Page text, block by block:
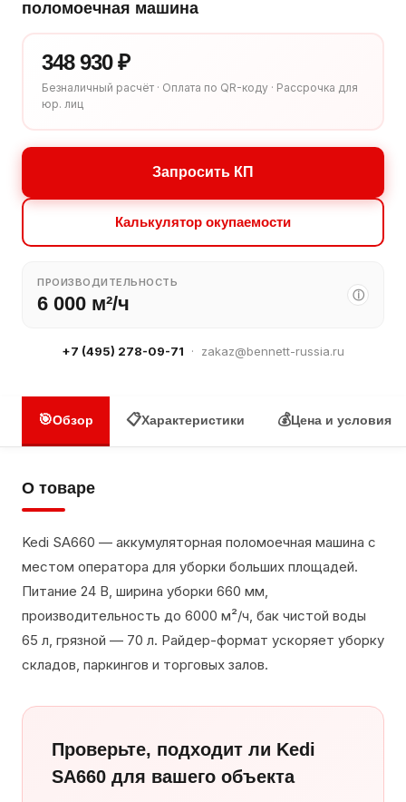
поломоечная машина
348 930 ₽
Безналичный расчёт · Оплата по QR-коду · Рассрочка для
юр. лиц
Запросить КП
Калькулятор окупаемости
ПРОИЗВОДИТЕЛЬНОСТЬ
6 000 м²/ч ⓘ
+7 (495) 278-09-71 · zakaz@bennett-russia.ru
🎯Обзор 📋Характеристики 💰Цена и условия
О товаре
Kedi SA660 — аккумуляторная поломоечная машина с
местом оператора для уборки больших площадей.
Питание 24 В, ширина уборки 660 мм,
производительность до 6000 м²/ч, бак чистой воды
65 л, грязной — 70 л. Райдер-формат ускоряет уборку
складов, паркингов и торговых залов.
Проверьте, подходит ли Kedi
SA660 для вашего объекта